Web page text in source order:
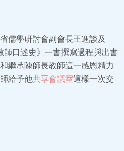
儒學研討會副會長王進談及
師口述史》一書撰寫過程與出書
繼承陳師長教師這一感恩精力
給予他共享會議室這樣一次交